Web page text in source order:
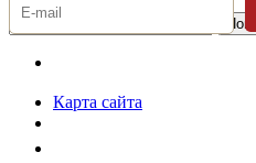
Карта сайта